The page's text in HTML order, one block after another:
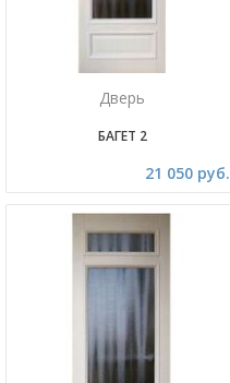
Дверь
БАГЕТ 2
21 050 руб.